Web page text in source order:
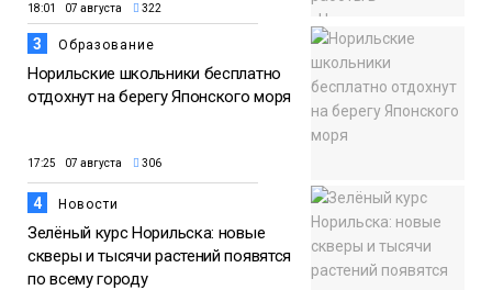
18:01 07 августа 322
3 Образование
Норильские школьники бесплатно
отдохнут на берегу Японского моря
17:25 07 августа 306
4 Новости
Зелёный курс Норильска: новые
скверы и тысячи растений появятся
по всему городу